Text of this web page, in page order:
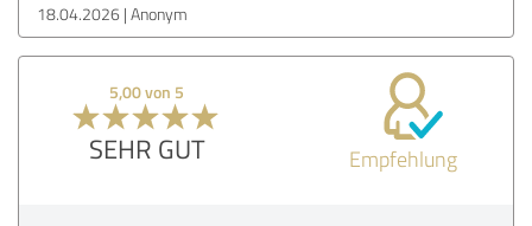
18.04.2026 Anonym
5,00 von 5
SEHR GUT Empfehlung